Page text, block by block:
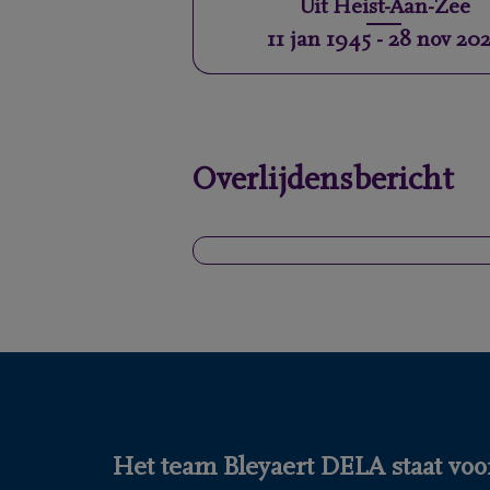
Uit Heist-Aan-Zee
11 jan 1945 -28 nov
Overlijdensbericht
Het team Bleyaert DELA staat